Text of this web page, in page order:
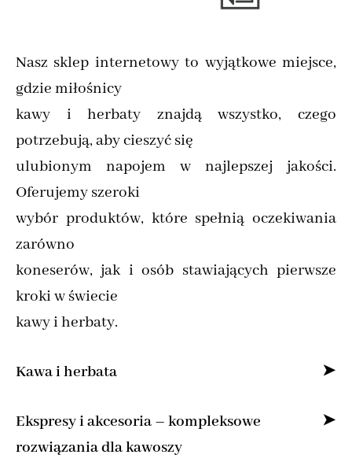
Nasz sklep internetowy to wyjątkowe miejsce,
gdzie miłośnicy
kawy i herbaty znajdą wszystko, czego
potrzebują, aby cieszyć się
ulubionym napojem w najlepszej jakości.
Oferujemy szeroki
wybór produktów, które spełnią oczekiwania
zarówno
koneserów, jak i osób stawiających pierwsze
kroki w świecie
kawy i herbaty.
Kawa i herbata
Specjalizujemy się w sprzedaży kawy ziarnistej
i mielonej online,
Ekspresy i akcesoria – kompleksowe
rozwiązania dla kawoszy